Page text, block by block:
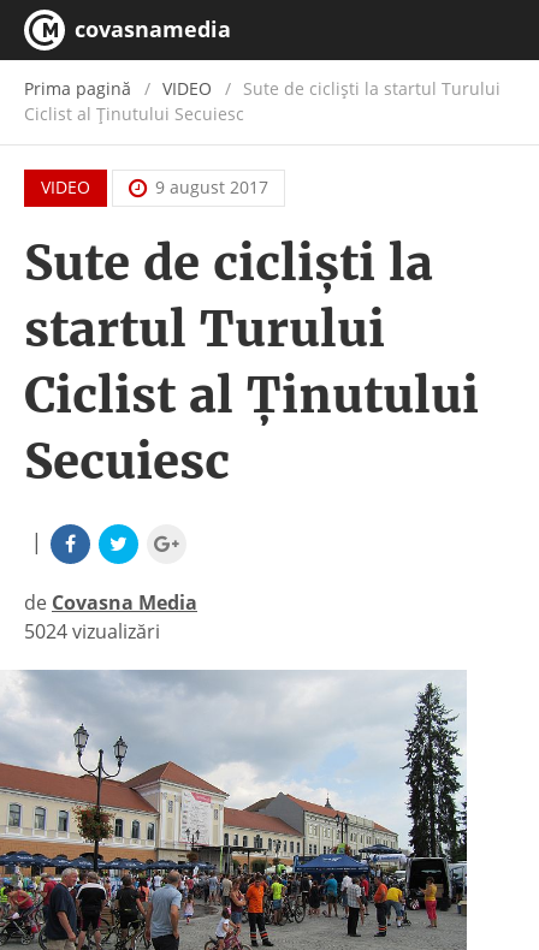
covasnamedia
Prima pagină VIDEO
Sute de cicliști la startul Turului
Ciclist al Ținutului Secuiesc
VIDEO 9 august 2017
Sute de cicliști la
startul Turului
Ciclist al Ținutului
Secuiesc
|
de Covasna Media
|
5024 vizualizări